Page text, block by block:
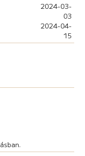
2024-03-
03
2024-04-
15